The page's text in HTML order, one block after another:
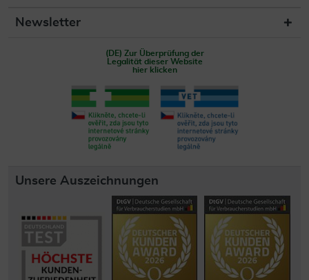
Newsletter
(DE) Zur Überprüfung der
Legalität dieser Website
hier klicken
Unsere Auszeichnungen